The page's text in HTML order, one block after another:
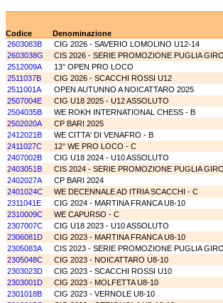
Codice
Denominazione
2603083B
CIG 2026 - SAVERIO LOMOLINO U12-14
2603038G
CIS 2026 - SERIE PROMOZIONE PUGLIA
2512009A
13° OPEN PRO LOCO
2511037B
CIG 2026 - SCACCHI ROSSI U12
2511001A
OPEN AUTUNNO A NOICATTARO 2025
2507004E
CIG U18 2025 - U12 ASSOLUTO
2504035B
WE ROKH INTERNATIONAL CHESS - B
2502020A
CP BARI 2025
2412021B
WE CITTA' DI VENAFRO - B
2411027C
12° WE PRO LOCO - C
2407002B
CIG U18 2024 - U10 ASSOLUTO
2403051B
CIS 2024 - SERIE PROMOZIONE PUGLIA
2402027A
CP BARI 2024
2401024C
WE DECENNALE AD ITRIA SCACCHI - C
2311041E
CIG 2024 - MARTINA FRANCA U8-10
2310009C
WE CAPURSO - C
2307007C
CIG U18 2023 - U10 ASSOLUTO
2306081D
CIG 2023 - MARTINA FRANCA U8-10
2305083A
CIS 2023 - SERIE PROMOZIONE PUGLIA
2305048C
CIG 2023 - NOICATTARO U8-10
2303023D
CIG 2023 - SCACCHI ROSSI U10
2303001D
CIG 2023 - MOLFETTA U8-10
2301018B
CIG 2023 - VERNOLE U8-10